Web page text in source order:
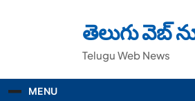
తెలుగు వెబ్
Telugu Web News
MENU